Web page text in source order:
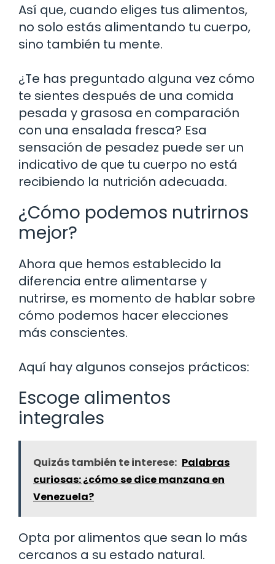
Así que, cuando eliges tus alimentos,
no solo estás alimentando tu cuerpo,
sino también tu mente.
¿Te has preguntado alguna vez cómo
te sientes después de una comida
pesada y grasosa en comparación
con una ensalada fresca? Esa
sensación de pesadez puede ser un
indicativo de que tu cuerpo no está
recibiendo la nutrición adecuada.
¿Cómo podemos nutrirnos
mejor?
Ahora que hemos establecido la
diferencia entre alimentarse y
nutrirse, es momento de hablar sobre
cómo podemos hacer elecciones
más conscientes.
Aquí hay algunos consejos prácticos:
Escoge alimentos
integrales
Quizás también te interese: Palabras
curiosas: ¿cómo se dice manzana en
Venezuela?
Opta por alimentos que sean lo más
cercanos a su estado natural.